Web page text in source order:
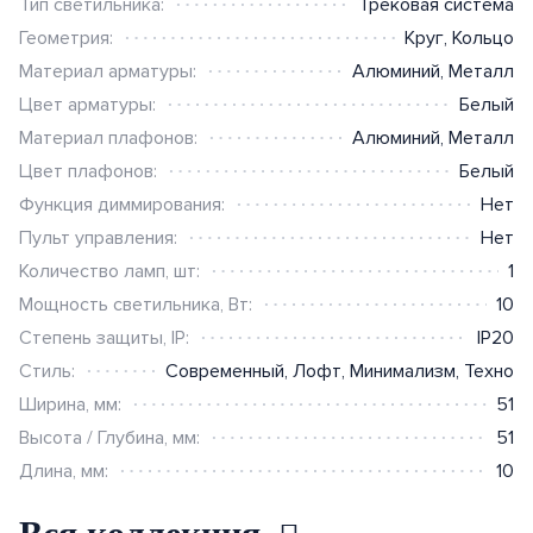
Геометрия:
Круг, Кольцо
Материал арматуры:
Алюминий, Металл
Цвет арматуры:
Белый
Материал плафонов:
Алюминий, Металл
Цвет плафонов:
Белый
Функция диммирования:
Нет
Пульт управления:
Нет
Количество ламп, шт:
1
Мощность светильника, Вт:
10
Степень защиты, IP:
IP20
Стиль:
Современный, Лофт, Минимализм, Техно
Ширина, мм:
51
Высота / Глубина, мм:
51
Длина, мм:
10
промышленной вентиляции
Монтажные элементы
Elko EP RF-Control
Berker.Net
Умная инсталляция Ajax
Датчики